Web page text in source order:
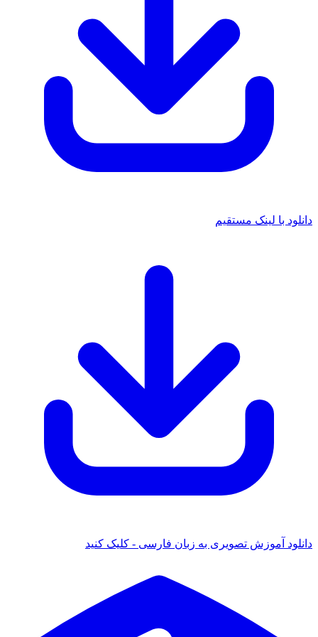
لینک مستقیم
تصویری به زبان فارسی - کلیک کنید